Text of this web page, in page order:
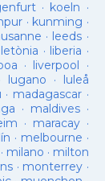
· koeln ·
· kunming ·
· leeds ·
letònia · liberia ·
· liverpool ·
lugano · luleå
· madagascar·
· maldives·
· maracay·
· melbourne ·
· milano · milton
· monterrey ·